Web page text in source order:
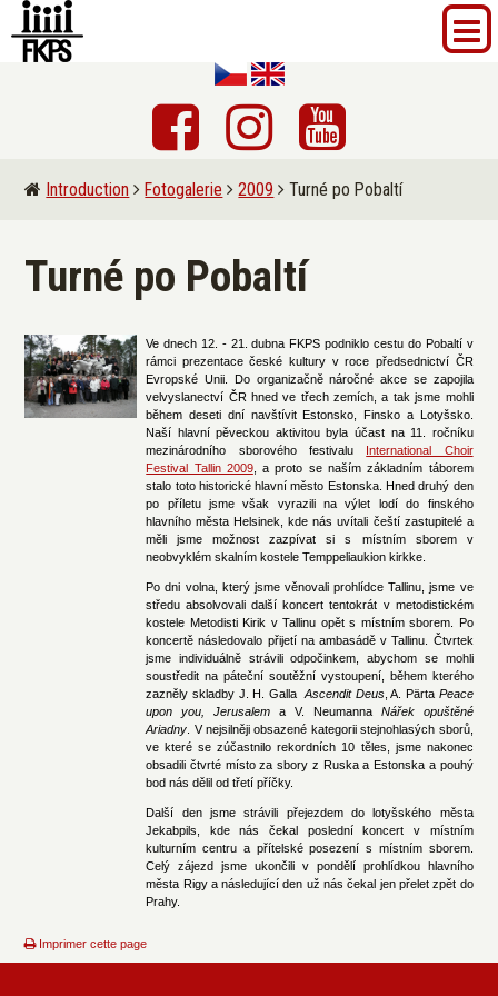
Introduction Fotogalerie 2009 Turné po Pobaltí
Turné po Pobaltí
Ve dnech 12. - 21. dubna FKPS podniklo cestu do Pobaltí v
rámci prezentace české kultury v roce předsednictví ČR
Evropské Unii. Do organizačně náročné akce se zapojila
velvyslanectví ČR hned ve třech zemích, a tak jsme mohli
během deseti dní navštívit Estonsko, Finsko a Lotyšsko.
Naší hlavní pěveckou aktivitou byla účast na 11. ročníku
mezinárodního sborového festivalu International Choir
Festival Tallin 2009, a proto se naším základním táborem
stalo toto historické hlavní město Estonska. Hned druhý den
po příletu jsme však vyrazili na výlet lodí do finského
hlavního města Helsinek, kde nás uvítali čeští zastupitelé a
měli jsme možnost zazpívat si s místním sborem v
neobvyklém skalním kostele Temppeliaukion kirkke.
Po dni volna, který jsme věnovali prohlídce Tallinu, jsme ve
středu absolvovali další koncert tentokrát v metodistickém
kostele Metodisti Kirik v Tallinu opět s místním sborem. Po
koncertě následovalo přijetí na ambasádě v Tallinu. Čtvrtek
jsme individuálně strávili odpočinkem, abychom se mohli
soustředit na páteční soutěžní vystoupení, během kterého
zazněly skladby J. H. GallaAscendit Deus, A. Pärta Peace
upon you, Jerusalem a V. Neumanna Nářek opuštěné
Ariadny . V nejsilněji obsazené kategorii stejnohlasých sborů,
ve které se zúčastnilo rekordních 10 těles, jsme nakonec
obsadili čtvrté místo za sbory z Ruska a Estonska a pouhý
bod nás dělil od třetí příčky.
Další den jsme strávili přejezdem do lotyšského města
Jekabpils, kde nás čekal poslední koncert v místním
kulturním centru a přítelské posezení s místním sborem.
Celý zájezd jsme ukončili v pondělí prohlídkou hlavního
města Rigy a následující den už nás čekal jen přelet zpět do
Prahy.
Imprimer cette page